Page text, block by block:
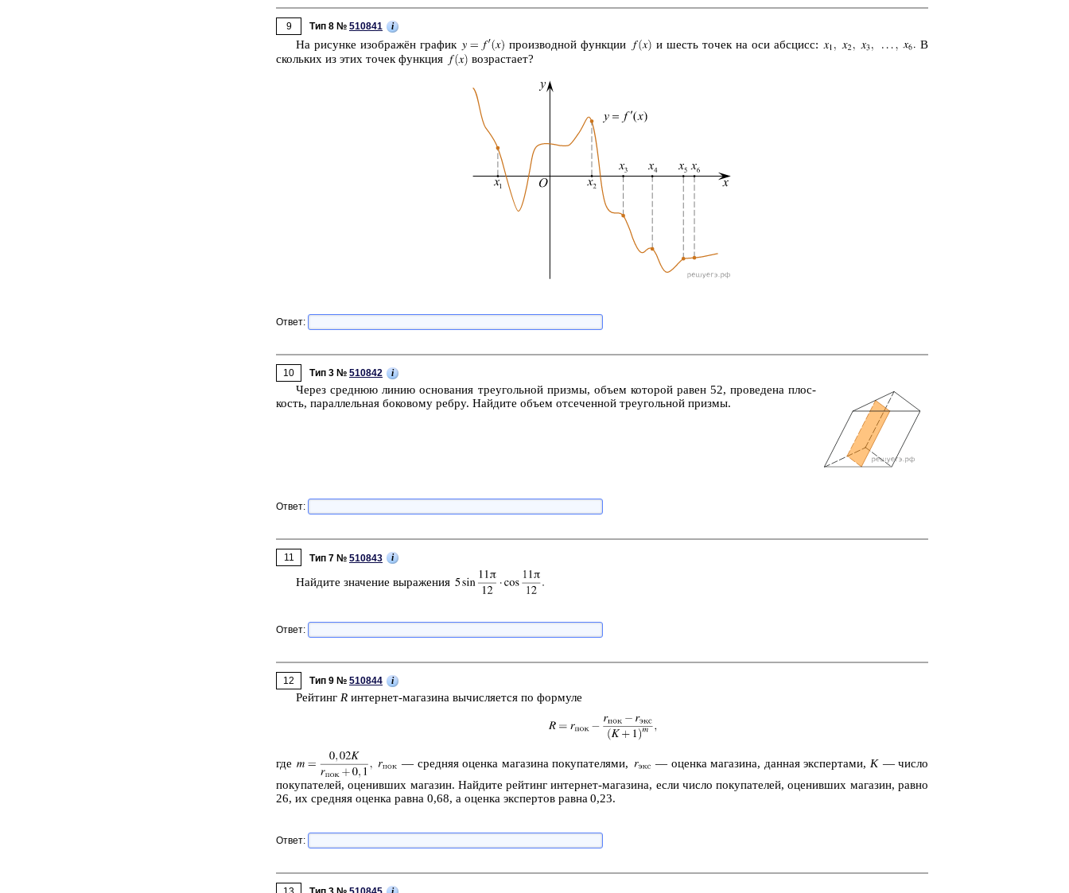
9 Тип 8 № 510841 i
На ри­сун­ке изоб­ражён гра­фик про­из­вод­ной функ­ции и шесть точек на оси абс­цисс:
В
сколь­ких из этих точек функ­ция
воз­рас­та­ет?
Ответ:
10 Тип 3 № 510842 i
Через сред­нюю линию ос­но­ва­ния тре­уголь­ной приз­мы, объем ко­то­рой равен 52, про­ве­де­на плос­
кость, па­рал­лель­ная бо­ко­во­му ребру. Най­ди­те объем от­се­чен­ной тре­уголь­ной приз­мы.
Ответ:
11 Тип 7 № 510843 i
Най­ди­те зна­че­ние вы­ра­же­ния
Ответ:
12 Тип 9 № 510844 i
Рей­тинг R ин­тер­нет-ма­га­зи­на вы­чис­ля­ет­ся по фор­му­ле
где — сред­няя оцен­ка ма­га­зи­на по­ку­па­те­ля­ми, — оцен­ка ма­га­зи­на, дан­ная экс­пер­та­ми, K— число
по­ку­па­те­лей, оце­нив­ших ма­га­зин. Най­ди­те рей­тинг ин­тер­нет-ма­га­зи­на, если число по­ку­па­те­лей, оце­нив­ших ма­га­зин, равно
26, их сред­няя оцен­ка равна 0,68, а оцен­ка экс­пер­тов равна 0,23.
Ответ: